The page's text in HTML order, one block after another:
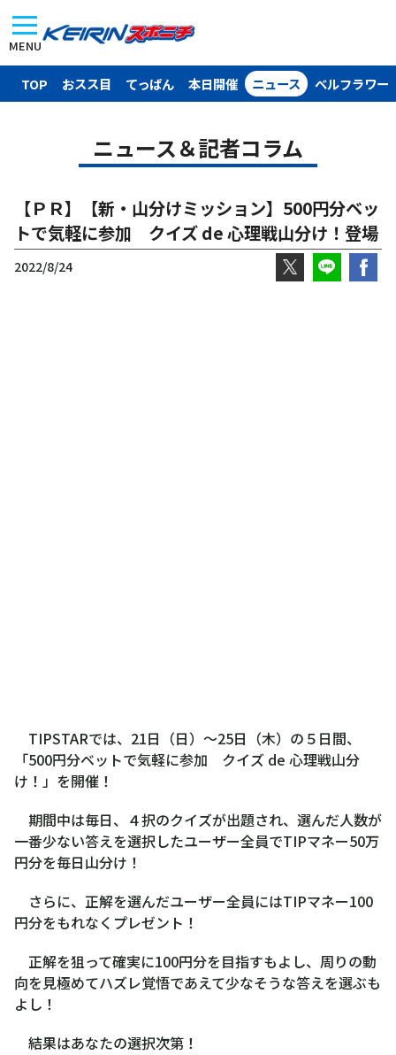
MENU
TOP おスス目 てっぱん 本日開催 ニュース ベルフラワー
ニュース＆記者コラム
【ＰＲ】【新・山分けミッション】500円分ベッ
トで気軽に参加 クイズ de 心理戦山分け！登場
2022/8/24
TIPSTARでは、21日（日）～25日（木）の５日間、
「500円分ベットで気軽に参加 クイズ de 心理戦山分
け！」を開催！
期間中は毎日、４択のクイズが出題され、選んだ人数が
一番少ない答えを選択したユーザー全員でTIPマネー50万
円分を毎日山分け！
さらに、正解を選んだユーザー全員にはTIPマネー100
円分をもれなくプレゼント！
正解を狙って確実に100円分を目指すもよし、周りの動
向を見極めてハズレ覚悟であえて少なそうな答えを選ぶも
よし！
結果はあなたの選択次第！